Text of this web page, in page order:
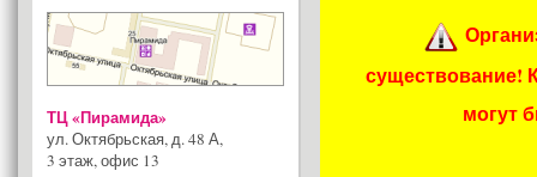
ТЦ «Пирамида»
ул. Октябрьская, д. 48 А,
3 этаж, офис 13
существование!
могут